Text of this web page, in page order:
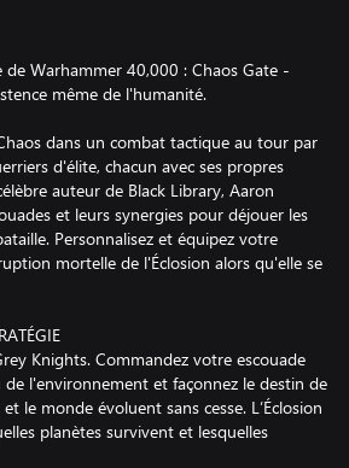
Warhammer 40,000 : Chaos Gate -
même de l'humanité.
dans un combat tactique au tour par
d'élite, chacun avec ses propres
auteur de Black Library, Aaron
et leurs synergies pour déjouer les
Personnalisez et équipez votre
mortelle de l'Éclosion alors qu'elle se
Knights. Commandez votre escouade
l'environnement et façonnez le destin de
le monde évoluent sans cesse. L’Éclosion
planètes survivent et lesquelles